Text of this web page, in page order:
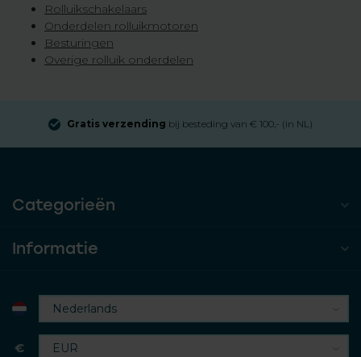
Rolluikschakelaars
Onderdelen rolluikmotoren
Besturingen
Overige rolluik onderdelen
Gratis verzending bij besteding van € 100,- (in NL)
Categorieën
Informatie
€